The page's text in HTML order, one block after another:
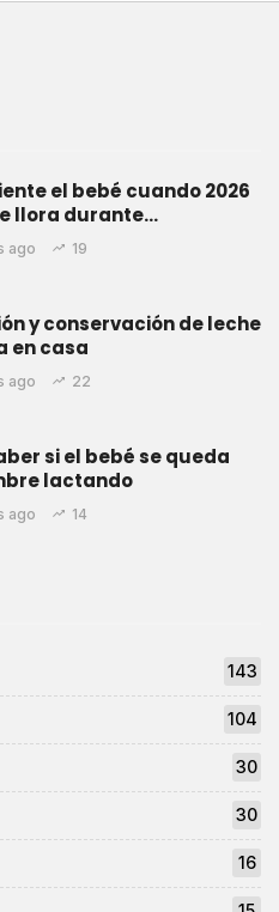
el bebé cuando 2026
llora durante…
ago 19
y conservación de leche
en casa
ago 22
si el bebé se queda
lactando
ago 14
143
104
30
30
16